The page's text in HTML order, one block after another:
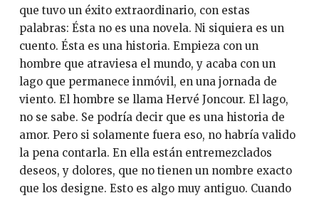
que tuvo un éxito extraordinario, con estas
palabras: Ésta no es una novela. Ni siquiera es un
cuento. Ésta es una historia. Empieza con un
hombre que atraviesa el mundo, y acaba con un
lago que permanece inmóvil, en una jornada de
viento. El hombre se llama Hervé Joncour. El lago,
no se sabe. Se podría decir que es una historia de
amor. Pero si solamente fuera eso, no habría valido
la pena contarla. En ella están entremezclados
deseos, y dolores, que no tienen un nombre exacto
que los designe. Esto es algo muy antiguo. Cuando